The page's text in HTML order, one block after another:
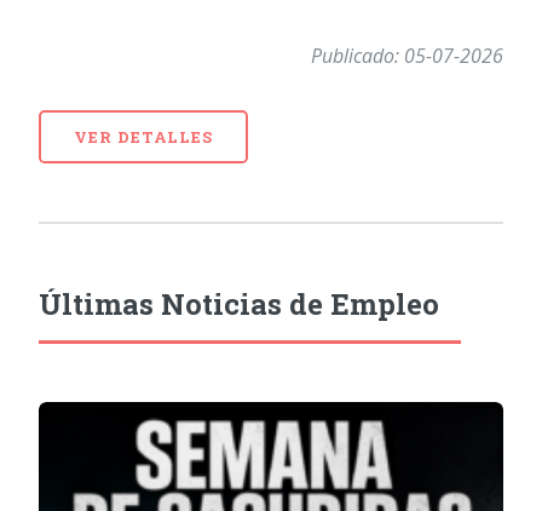
Publicado: 05-07-2026
VER DETALLES
Últimas Noticias de Empleo